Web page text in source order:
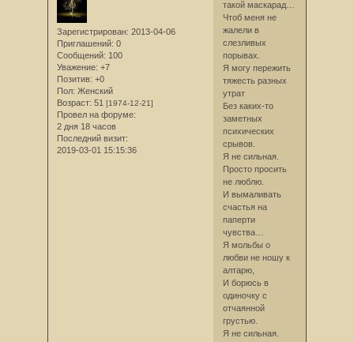
Зарегистрирован: 2013-04-06
Приглашений: 0
Сообщений: 100
Уважение: +7
Позитив: +0
Пол: Женский
Возраст: 51 [1974-12-21]
Провел на форуме:
2 дня 18 часов
Последний визит:
2019-03-01 15:15:36
такой маскарад…
Чтоб меня не
жалели в
слезливых
порывах.
Я могу пережить
тяжесть разных
утрат
Без каких-то
заметных
психических
срывов.
Я не сильная.
Просто просить
не люблю.
И вымаливать
счастья на
паперти
чувства…
Я мольбы о
любви не ношу к
алтарю,
И борюсь в
одиночку с
отчаянной
грустью.
Я не сильная.